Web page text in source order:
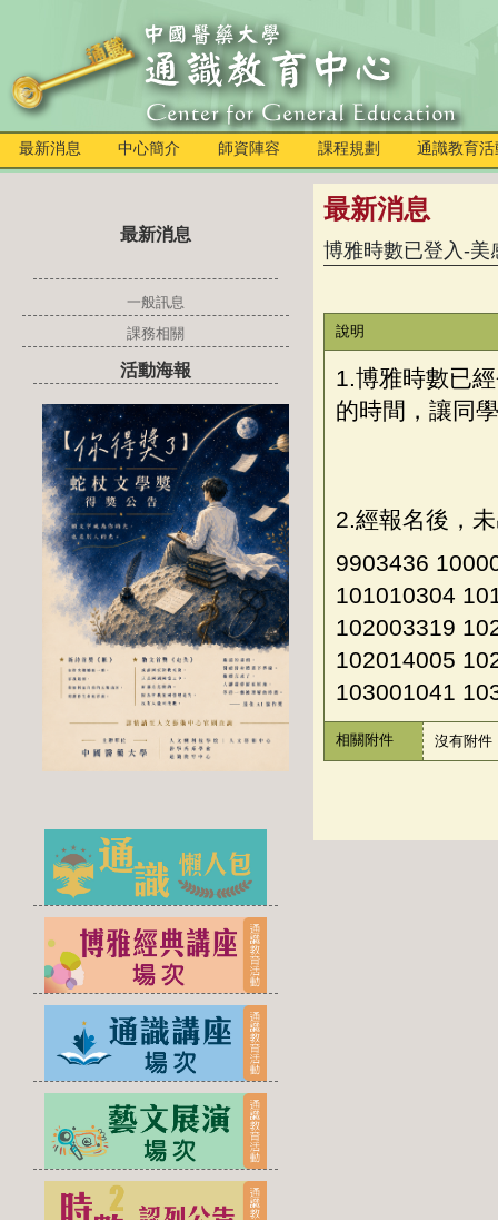
最新消息 中心簡介 師資陣容 課程規劃 通識教育活
最新消息
一般訊息
課務相關
活動海報
最新消息
博雅時數已登入-美
說明
1.博雅時數已
的時間，讓同
2.經報名後，
9903436
101010304
102003319
102014005
103001041
相關附件 沒有附件